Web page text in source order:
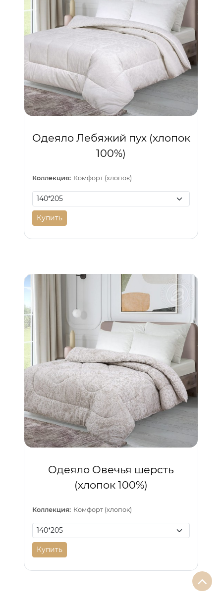
Одеяло Лебяжий пух (хлопок
100%)
Коллекция: Комфорт (хлопок)
Купить
Одеяло Овечья шерсть
(хлопок 100%)
Коллекция: Комфорт (хлопок)
Купить